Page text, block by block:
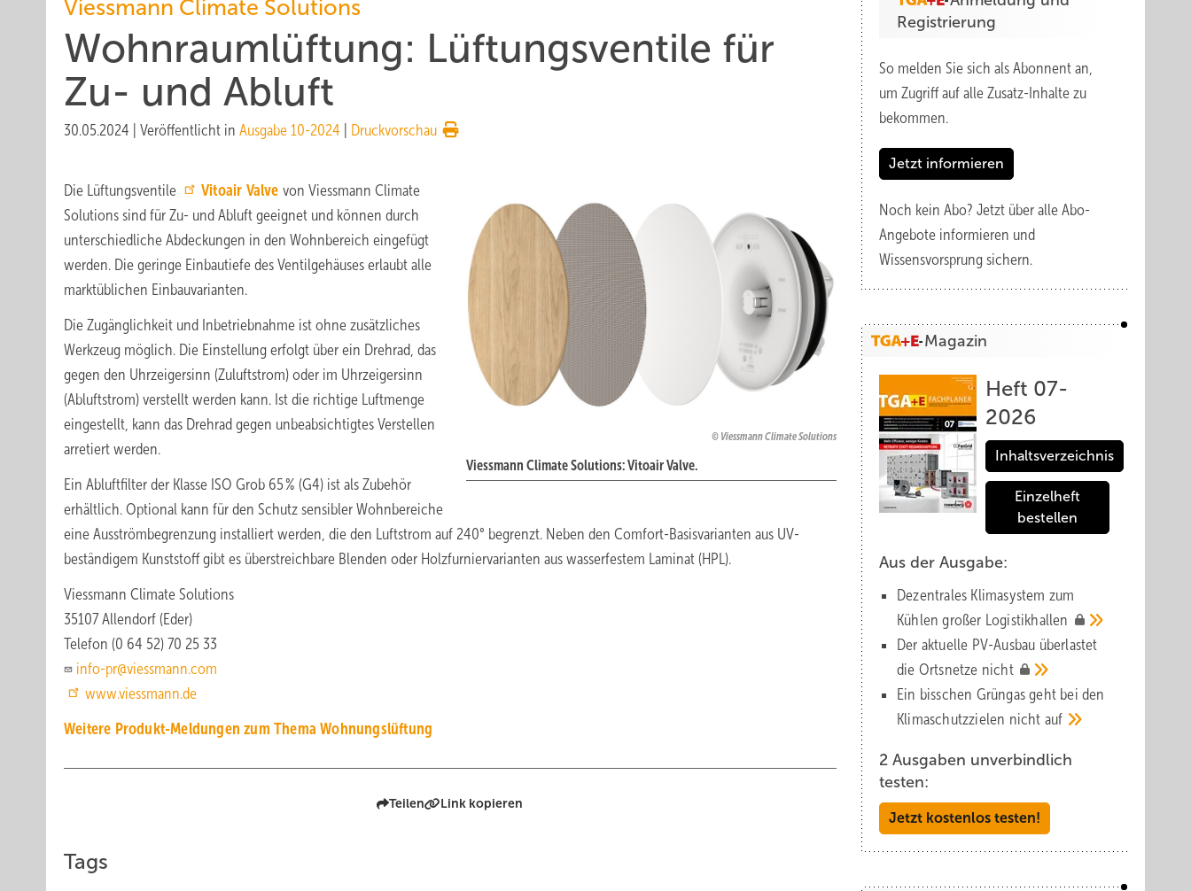
Viessmann Climate Solutions
Wohnraumlüftung: Lüftungsventile für
Zu- und Abluft
30.05.2024 Veröffentlicht in Ausgabe 10-2024 Druckvorschau
Viessmann Climate Solutions
Viessmann Climate Solutions: Vitoair Valve.
Die Lüftungsventile Vitoair Valve von Viessmann Climate
Solutions sind für Zu- und Abluft geeignet und können durch
unterschiedliche Abdeckungen in den Wohnbereich eingefügt
werden. Die geringe Einbautiefe des Ventilgehäuses erlaubt alle
marktüblichen Einbauvarianten.
Die Zugänglichkeit und Inbetriebnahme ist ohne zusätzliches
Werkzeug möglich. Die Einstellung erfolgt über ein Drehrad, das
gegen den Uhrzeigersinn (Zuluftstrom) oder im Uhrzeigersinn
(Abluftstrom) verstellt werden kann. Ist die richtige Luftmenge
eingestellt, kann das Drehrad gegen unbeabsichtigtes Verstellen
arretiert werden.
Ein Abluftfilter der Klasse ISO Grob 65 % (G4) ist als Zubehör
erhältlich. Optional kann für den Schutz sensibler Wohnbereiche
eine Ausströmbegrenzung installiert werden, die den Luftstrom auf 240° begrenzt. Neben den Comfort-Basisvarianten aus UV-
beständigem Kunststoff gibt es überstreichbare Blenden oder Holzfurniervarianten aus wasserfestem Laminat (HPL).
Viessmann Climate Solutions
35107 Allendorf (Eder)
Telefon (0 64 52) 70 25 33
info-pr@viessmann.com
www.viessmann.de
Weitere Produkt-Meldungen zum Thema Wohnungslüftung
Teilen Link kopieren
Tags
Registrierung
So melden Sie sich als Abonnent an,
um Zugriff auf alle Zusatz-Inhalte zu
bekommen.
Jetzt informieren
Noch kein Abo? Jetzt über alle Abo-
Angebote informieren und
Wissensvorsprung sichern.
Magazin
Heft 07-
2026
Inhaltsverzeichnis
Einzelheft
bestellen
Aus der Ausgabe:
Dezentrales Klimasystem zum
Kühlen großer Logistik­hallen
Der aktuelle PV-Ausbau über­lastet
die Orts­netze nicht
Ein bisschen Grüngas geht bei den
Klima­schutz­zielen nicht auf
2 Ausgaben unverbindlich
testen:
Jetzt kostenlos testen!